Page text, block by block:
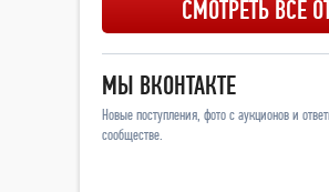
СМОТРЕТЬ ВСЕ
МЫ ВКОНТАКТЕ
Новые поступления, фото с аукционов и
сообществе.